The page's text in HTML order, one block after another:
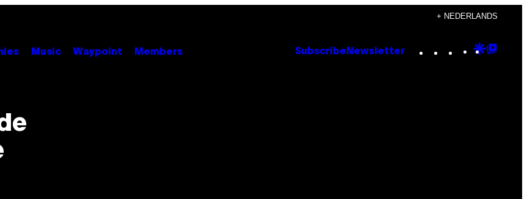
+ NEDERLANDS
Music Waypoint Members Subscribe Newsletter Instagram
TikTok
YouTube
Google